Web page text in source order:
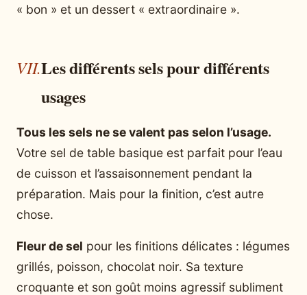
« bon » et un dessert « extraordinaire ».
Les différents sels pour différents
usages
Tous les sels ne se valent pas selon l’usage.
Votre sel de table basique est parfait pour l’eau
de cuisson et l’assaisonnement pendant la
préparation. Mais pour la finition, c’est autre
chose.
Fleur de sel pour les finitions délicates : légumes
grillés, poisson, chocolat noir. Sa texture
croquante et son goût moins agressif subliment